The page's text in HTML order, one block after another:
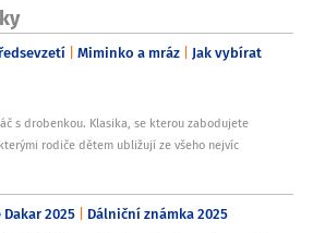
Miminko a mráz Jak vybírat
s drobenkou. Klasika, se kterou zabodujete
rodiče dětem ubližují ze všeho nejvíc
2025 Dálniční známka 2025